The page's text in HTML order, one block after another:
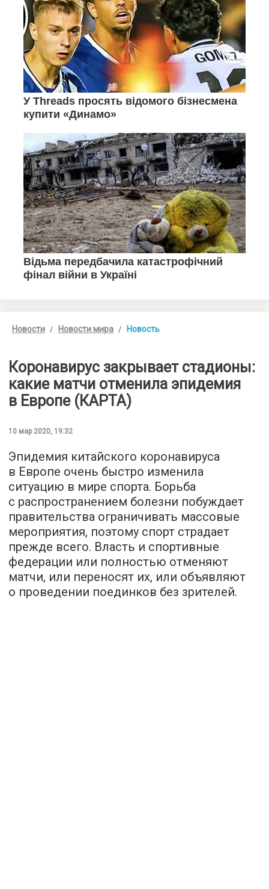
Новости Новости мира Новость
Коронавирус закрывает стадионы:
какие матчи отменила эпидемия
в Европе (КАРТА)
10 мар 2020, 19:32
Эпидемия китайского коронавируса
в Европе очень быстро изменила
ситуацию в мире спорта. Борьба
с распространением болезни побуждает
правительства ограничивать массовые
мероприятия, поэтому спорт страдает
прежде всего. Власть и спортивные
федерации или полностью отменяют
матчи, или переносят их, или объявляют
о проведении поединков без зрителей.